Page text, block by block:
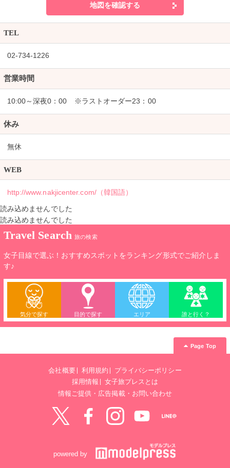
地図を確認する
TEL
02-734-1226
営業時間
10:00～深夜0：00 ※ラストオーダー23：00
休み
無休
WEB
http://www.nakjicenter.com/（韓国語）
読み込めませんでした
読み込めませんでした
Travel Search 旅の検索
女子目線で選ぶ！おすすめスポットをランキング形式でご紹介しま
す♪
気分で探す 目的で探す エリア 誰と行く？
Page Top
会社概要 利用規約
プライバシーポリシー
採用情報
女子旅プレスとは
情報ご提供・広告掲載・お問い合わせ
powered by